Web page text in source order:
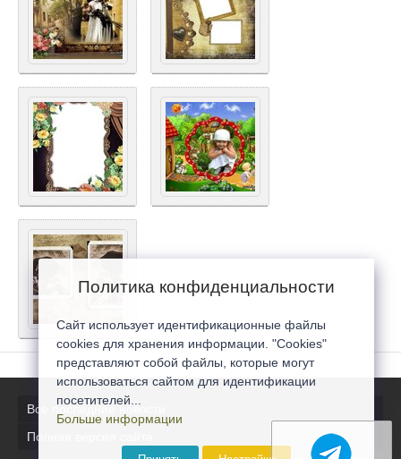
Все последние новости
Полная версия сайта
Политика конфиденциальности
Сайт использует идентификационные файлы
cookies для хранения информации. "Cookies"
представляют собой файлы, которые могут
использоваться сайтом для идентификации
посетителей...
Больше информации